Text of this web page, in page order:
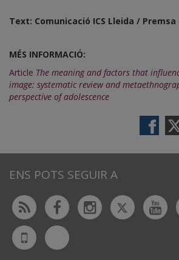
Text: Comunicació ICS Lleida / Premsa
MÉS INFORMACIÓ:
Article The meaning and factors that
image: systematic review and
perspective of adolescence
ENS POTS SEGUIR A
Rss FacebookInstagram
Twitter
UdL
App
Bluesky